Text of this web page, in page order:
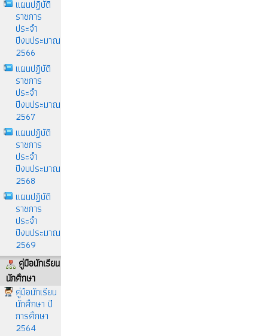
แผนปฏิบัติ
ราชการ
ประจำ
ปีงบประมาณ
2566
แผนปฏิบัติ
ราชการ
ประจำ
ปีงบประมาณ
2567
แผนปฏิบัติ
ราชการ
ประจำ
ปีงบประมาณ
2568
แผนปฏิบัติ
ราชการ
ประจำ
ปีงบประมาณ
2569
คู่มือนักเรียน
นักศึกษา
คู่มือนักเรียน
นักศึกษา ปี
การศึกษา
2564